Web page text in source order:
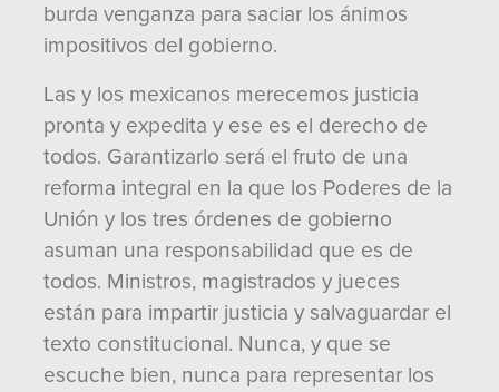
burda venganza para saciar los ánimos
impositivos del gobierno.
Las y los mexicanos merecemos justicia
pronta y expedita y ese es el derecho de
todos. Garantizarlo será el fruto de una
reforma integral en la que los Poderes de la
Unión y los tres órdenes de gobierno
asuman una responsabilidad que es de
todos. Ministros, magistrados y jueces
están para impartir justicia y salvaguardar el
texto constitucional. Nunca, y que se
escuche bien, nunca para representar los